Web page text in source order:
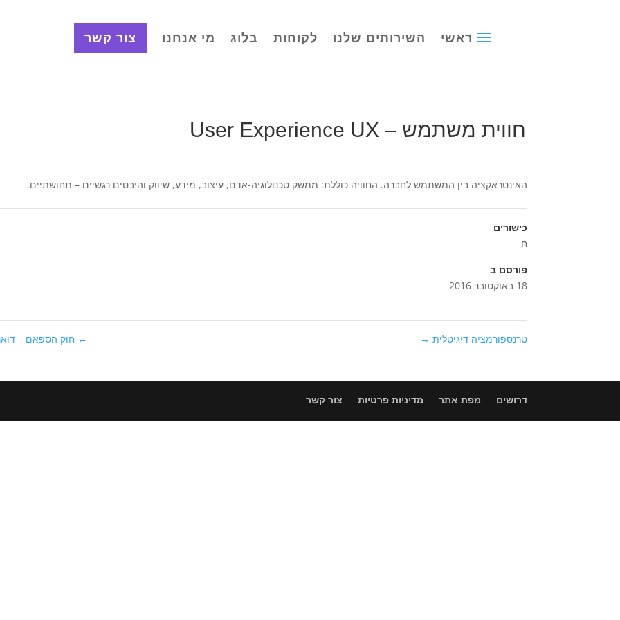
ראשי השירותים שלנו לקוחות בלוג מי אנחנו צור קשר
חווית משתמש – User Experience UX
האינטראקציה בין המשתמש לחברה. החוויה כוללת: ממשק טכנולוגיה-אדם, עיצוב, מידע, שיווק והיבטים רגשיים – תחושתיים.
כישורים
ח
פורסם ב
18 באוקטובר 2016
← חוק הספאם – טרנספורמציה דיגיטלית →
דרושים מפת אתר מדיניות פרטיות צור קשר